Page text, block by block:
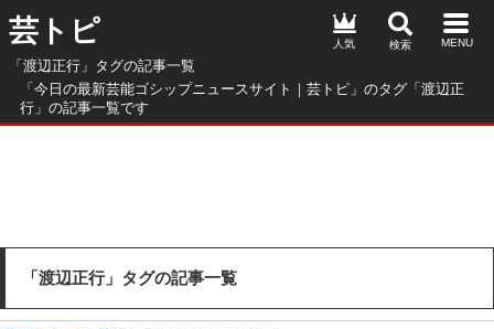
芸トピ
「渡辺正行」タグの記事一覧
「今日の最新芸能ゴシップニュースサイト｜芸トピ」のタグ「渡辺正
行」の記事一覧です
人気
「渡辺正行」タグの記事一覧